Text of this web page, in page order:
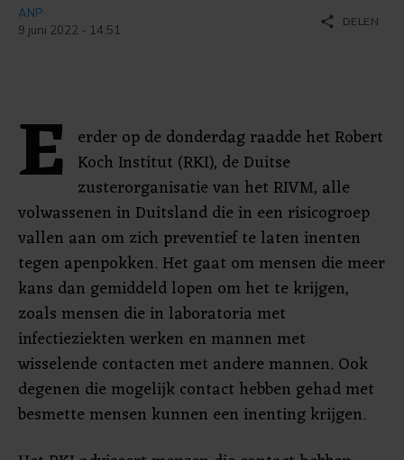
ANP
9 juni 2022 - 14:51
share DELEN
E erder op de donderdag raadde het Robert
Koch Institut (RKI), de Duitse
zusterorganisatie van het RIVM, alle
volwassenen in Duitsland die in een risicogroep
vallen aan om zich preventief te laten inenten
tegen apenpokken. Het gaat om mensen die meer
kans dan gemiddeld lopen om het te krijgen,
zoals mensen die in laboratoria met
infectieziekten werken en mannen met
wisselende contacten met andere mannen. Ook
degenen die mogelijk contact hebben gehad met
besmette mensen kunnen een inenting krijgen.